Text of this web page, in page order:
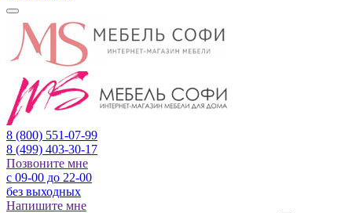
8 (800) 551-07-99
8 (499) 403-30-17
Позвоните мне
с 09-00 до 22-00
без выходных
Напишите мне